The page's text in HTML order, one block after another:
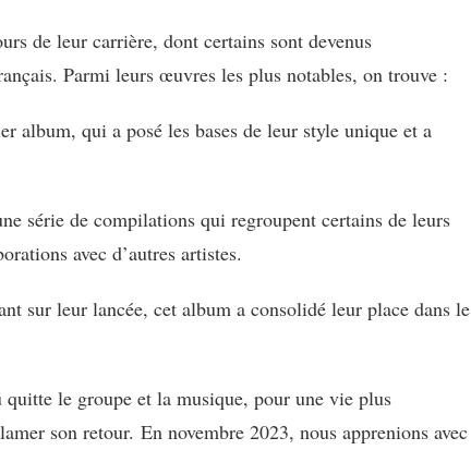
de leur carrière, dont certains sont devenus
Parmi leurs œuvres les plus notables, on trouve :
album, qui a posé les bases de leur style unique et a
série de compilations qui regroupent certains de leurs
avec d’autres artistes.
sur leur lancée, cet album a consolidé leur place dans le
le groupe et la musique, pour une vie plus
son retour. En novembre 2023, nous apprenions avec